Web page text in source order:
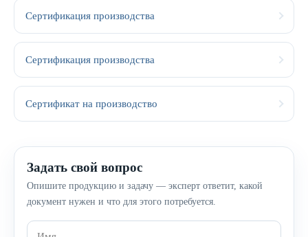
Сертификация производства
Сертификация производства
Сертификат на производство
Задать свой вопрос
Опишите продукцию и задачу — эксперт ответит, какой
документ нужен и что для этого потребуется.